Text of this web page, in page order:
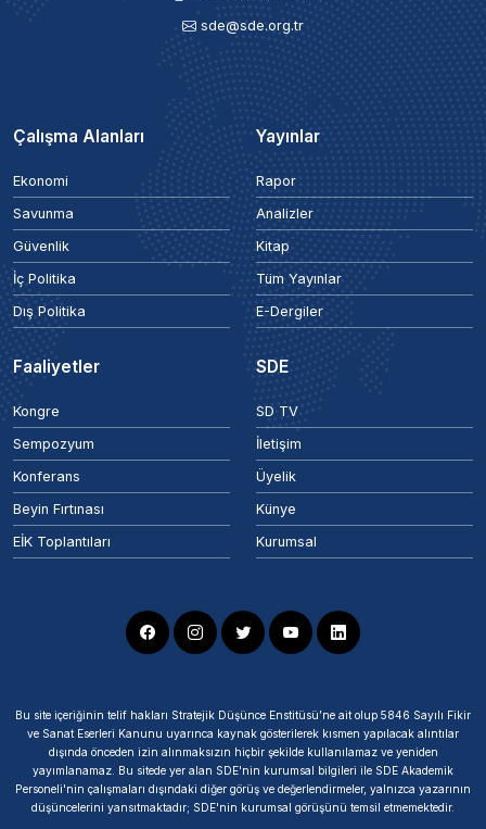
sde@sde.org.tr
Çalışma Alanları
Ekonomi
Savunma
Güvenlik
İç Politika
Dış Politika
Yayınlar
Rapor
Analizler
Kitap
Tüm Yayınlar
E-Dergiler
Faaliyetler
Kongre
Sempozyum
Konferans
Beyin Fırtınası
EİK Toplantıları
SDE
SD TV
İletişim
Üyelik
Künye
Kurumsal
Bu site içeriğinin telif hakları Stratejik Düşünce Enstitüsü’ne ait olup 5846 Sayılı Fikir
ve Sanat Eserleri Kanunu uyarınca kaynak gösterilerek kısmen yapılacak alıntılar
dışında önceden izin alınmaksızın hiçbir şekilde kullanılamaz ve yeniden
yayımlanamaz. Bu sitede yer alan SDE'nin kurumsal bilgileri ile SDE Akademik
Personeli'nin çalışmaları dışındaki diğer görüş ve değerlendirmeler, yalnızca yazarının
düşüncelerini yansıtmaktadır; SDE'nin kurumsal görüşünü temsil etmemektedir.